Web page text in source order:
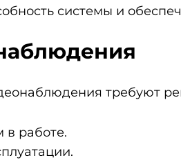
системы и
требуют
в работе.